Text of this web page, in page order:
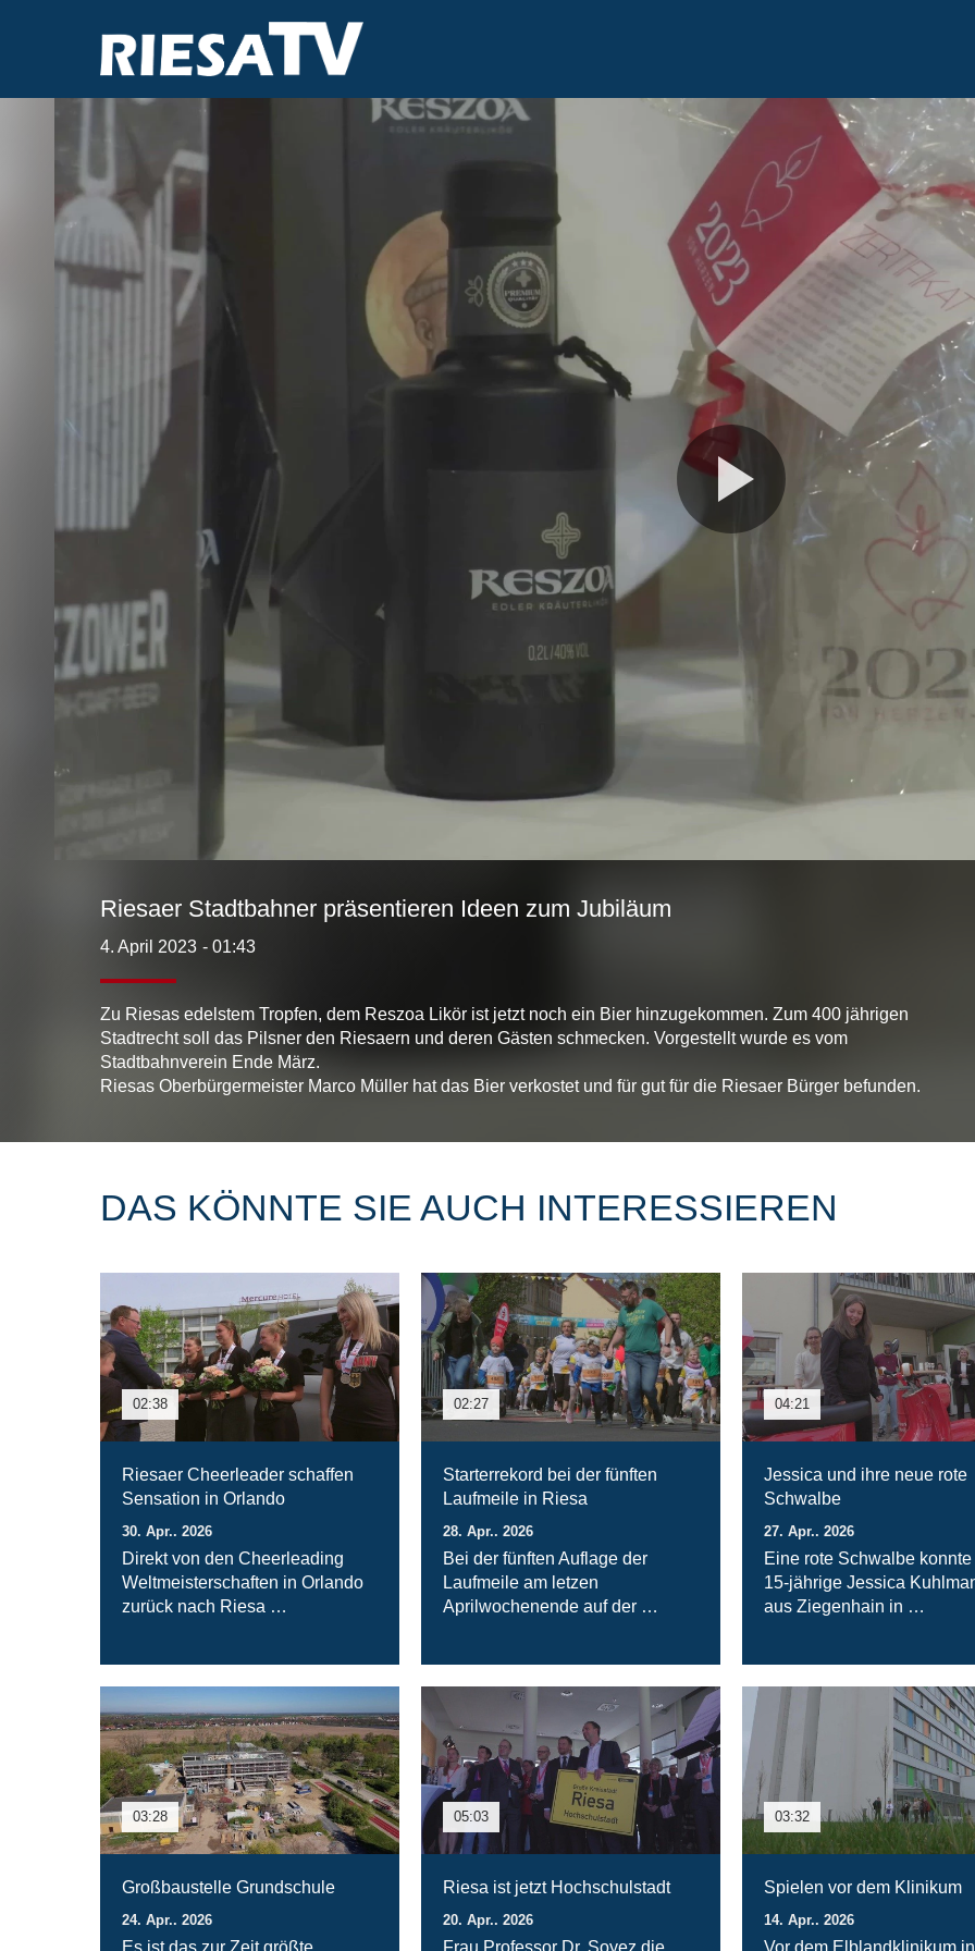
Video
Riesaer Stadtbahner präsentieren Ideen zum Jubiläum
4. April 2023 - 01:43
Zu Riesas edelstem Tropfen, dem Reszoa Likör ist jetzt noch ein Bier hinzugekommen. Zum 400 jährigen
Stadtrecht soll das Pilsner den Riesaern und deren Gästen schmecken. Vorgestellt wurde es vom
Stadtbahnverein Ende März.
Riesas Oberbürgermeister Marco Müller hat das Bier verkostet und für gut für die Riesaer Bürger befunden.
DAS KÖNNTE SIE AUCH INTERESSIEREN
02:38
Riesaer Cheerleader schaffen
Sensation in Orlando
30. Apr.. 2026
Direkt von den Cheerleading
Weltmeisterschaften in Orlando
zurück nach Riesa …
02:27
Starterrekord bei der fünften
Laufmeile in Riesa
28. Apr.. 2026
Bei der fünften Auflage der
Laufmeile am letzen
Aprilwochenende auf der …
04:21
Jessica und ihre neue rote
Schwalbe
27. Apr.. 2026
Eine rote Schwalbe konnte
15-jährige Jessica
aus Ziegenhain in …
03:28
Großbaustelle Grundschule
24. Apr.. 2026
Es ist das zur Zeit größte
05:03
Riesa ist jetzt Hochschulstadt
20. Apr.. 2026
Frau Professor Dr. Soyez die
03:32
Spielen vor dem Klinikum
14. Apr.. 2026
Vor dem Elblandklinikum in